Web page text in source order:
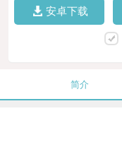
安卓下载
简介